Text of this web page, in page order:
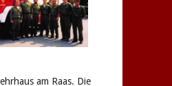
am Raas. Die